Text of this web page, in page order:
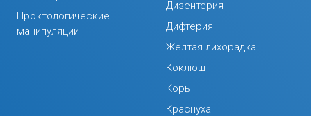
Проктологические
манипуляции
Дизентерия
Дифтерия
Желтая лихорадка
Коклюш
Корь
Краснуха